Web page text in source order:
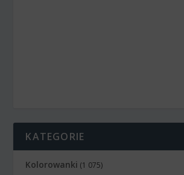
KATEGORIE
Kolorowanki (1 075)